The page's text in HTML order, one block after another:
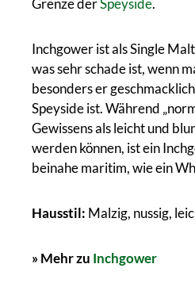
Grenze derSpeyside.
Inchgower ist als Single
was sehr schade ist, wenn
besonders er
Speyside ist. Während
Gewissens als leicht und
werden können, ist ein
beinahe maritim, wie ein
Hausstil: Malzig, nussig,
» Mehr zu Inchgower